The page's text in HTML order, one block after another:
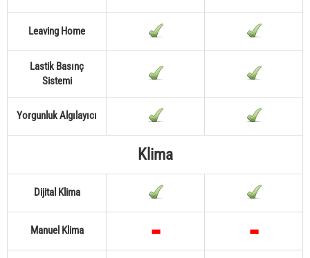
Leaving Home
Lastik Basınç
Sistemi
Yorgunluk Algılayıcı
Klima
Dijital Klima
Manuel Klima